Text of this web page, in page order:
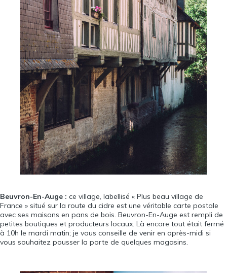
Beuvron-En-Auge : ce village, labellisé « Plus beau village de
France » situé sur la route du cidre est une véritable carte postale
avec ses maisons en pans de bois. Beuvron-En-Auge est rempli de
petites boutiques et producteurs locaux. Là encore tout était fermé
à 10h le mardi matin; je vous conseille de venir en après-midi si
vous souhaitez pousser la porte de quelques magasins.